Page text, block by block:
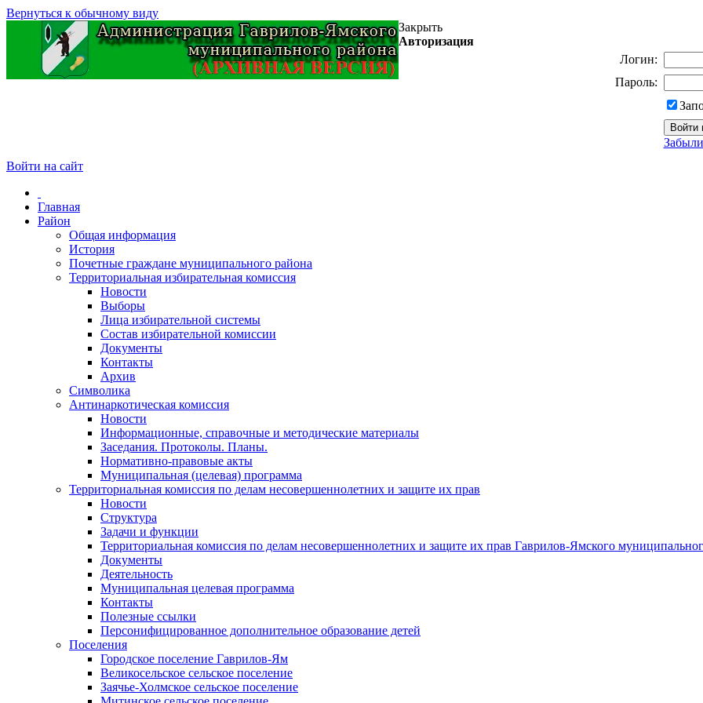
Вернуться к обычному виду
Закрыть
Авторизация
Логин:
Пароль:
Войти на сайт
Главная
Район
Общая информация
История
Почетные граждане муниципального района
Территориальная избирательная комиссия
Новости
Выборы
Лица избирательной системы
Состав избирательной комиссии
Документы
Контакты
Архив
Символика
Антинаркотическая комиссия
Новости
Информационные, справочные и методические материалы
Заседания. Протоколы. Планы.
Нормативно-правовые акты
Муниципальная (целевая) программа
Территориальная комиссия по делам несовершеннолетних и защите их прав
Новости
Структура
Задачи и функции
Территориальная комиссия по делам несовершеннолетних и защите их прав Гаврилов-Ямского
Документы
Деятельность
Муниципальная целевая программа
Контакты
Полезные ссылки
Персонифицированное дополнительное образование детей
Поселения
Городское поселение Гаврилов-Ям
Великосельское сельское поселение
Заячье-Холмское сельское поселение